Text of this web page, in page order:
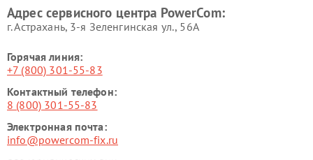
Адрес сервисного центра PowerCom:
г. Астрахань, 3-я Зеленгинская ул., 56А
Горячая линия:
+7 (800) 301-55-83
Контактный телефон:
8 (800) 301-55-83
Электронная почта:
info@powercom-fix.ru